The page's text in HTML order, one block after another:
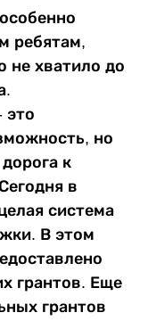
ребятам,
не хватило до
это
но
к
в
система
В этом
грантов. Еще
грантов